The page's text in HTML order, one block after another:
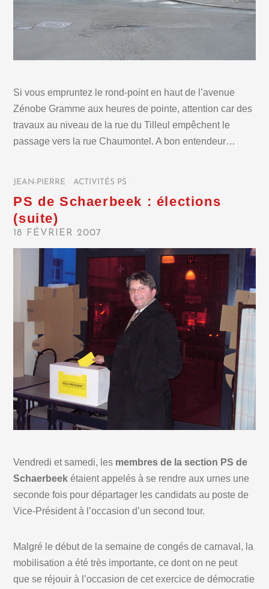
Si vous empruntez le rond-point en haut de l’avenue
Zénobe Gramme aux heures de pointe, attention car des
travaux au niveau de la rue du Tilleul empêchent le
passage vers la rue Chaumontel. A bon entendeur…
JEAN-PIERRE ACTIVITÉS PS
PS de Schaerbeek : élections
(suite)
18 FÉVRIER 2007
Vendredi et samedi, les membres de la section PS de
Schaerbeekétaient appelés à se rendre aux urnes une
seconde fois pour départager les candidats au poste de
Vice-Président à l’occasion d’un second tour.
Malgré le début de la semaine de congés de carnaval, la
mobilisation a été très importante, ce dont on ne peut
que se réjouir à l’occasion de cet exercice de démocratie